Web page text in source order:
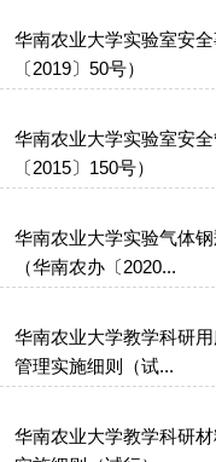
华南农业大学实验室安
〔2019〕50号）
华南农业大学实验室安
〔2015〕150号）
华南农业大学实验气体
（华南农办〔2020...
华南农业大学教学科研
管理实施细则（试...
华南农业大学教学科研